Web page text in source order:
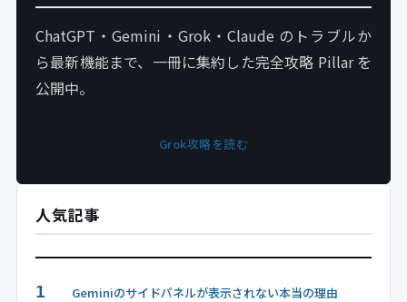
ChatGPT・Gemini・Grok・Claude のトラブルか
ら最新機能まで、一冊に集約した完全攻略 Pillar を
公開中。
Grok攻略を読む
人気記事
1 Geminiのサイドパネルが表示されない本当の理由